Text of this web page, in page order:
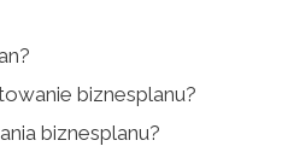
biznesplanu?
biznesplanu?